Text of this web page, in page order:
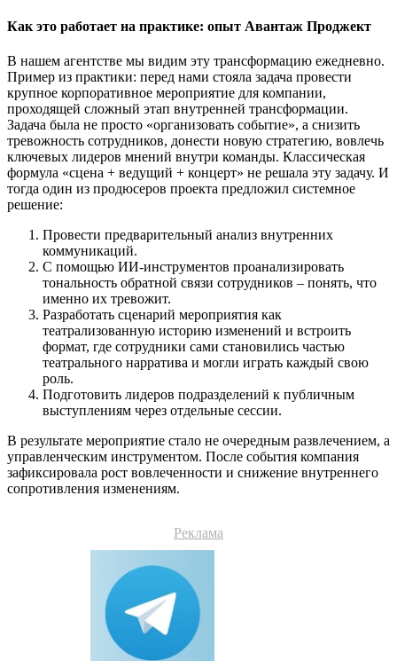
Как это работает на практике: опыт Авантаж Проджект
В нашем агентстве мы видим эту трансформацию ежедневно.
Пример из практики: перед нами стояла задача провести
крупное корпоративное мероприятие для компании,
проходящей сложный этап внутренней трансформации.
Задача была не просто «организовать событие», а снизить
тревожность сотрудников, донести новую стратегию, вовлечь
ключевых лидеров мнений внутри команды. Классическая
формула «сцена + ведущий + концерт» не решала эту задачу. И
тогда один из продюсеров проекта предложил системное
решение:
Провести предварительный анализ внутренних
коммуникаций.
С помощью ИИ-инструментов проанализировать
тональность обратной связи сотрудников – понять, что
именно их тревожит.
Разработать сценарий мероприятия как
театрализованную историю изменений и встроить
формат, где сотрудники сами становились частью
театрального нарратива и могли играть каждый свою
роль.
Подготовить лидеров подразделений к публичным
выступлениям через отдельные сессии.
В результате мероприятие стало не очередным развлечением, а
управленческим инструментом. После события компания
зафиксировала рост вовлеченности и снижение внутреннего
сопротивления изменениям.
Реклама